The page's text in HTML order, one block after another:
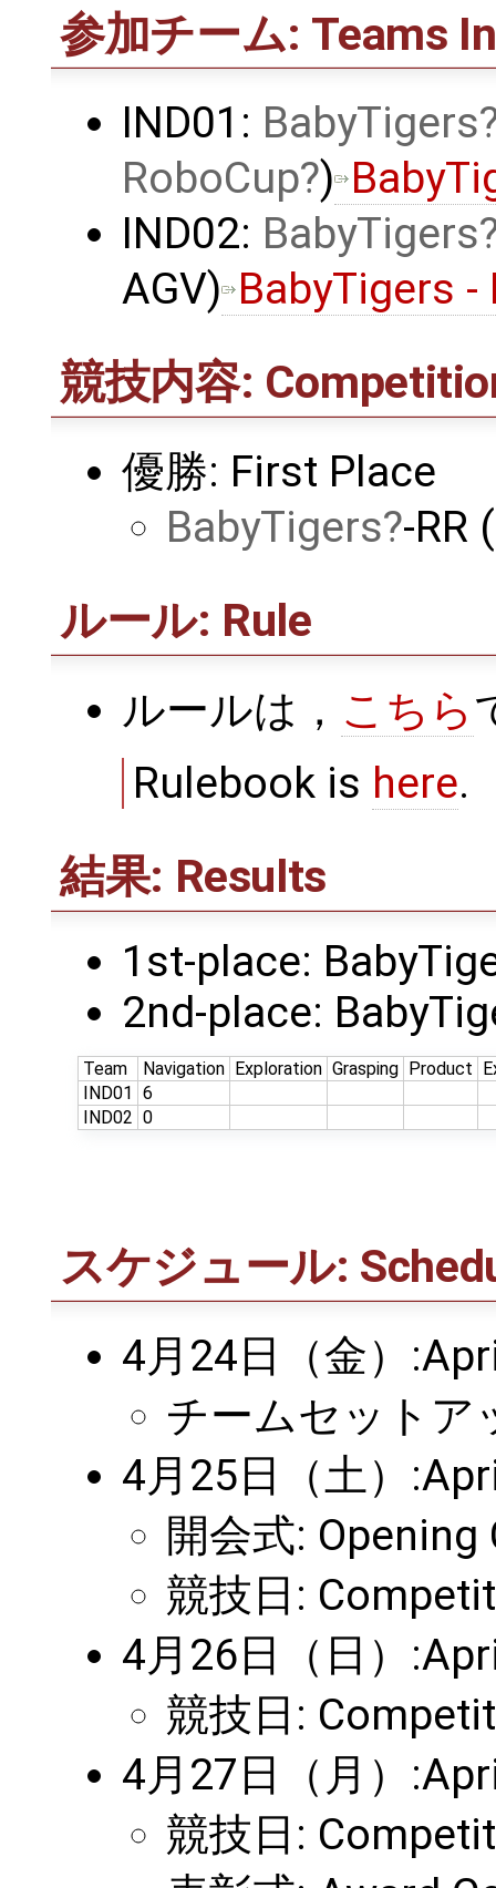
参加チーム: Teams
IND01: BabyTigers
RoboCup )
IND02: BabyTigers
AGV) BabyTigers -
競技内容:
優勝: First Place
BabyTigers -RR
ルール: Rule
ルールは， こちら
Rulebook is here.
結果: Results
1st-place:
2nd-place:
Team Navigation Exploration Grasping Product
IND01 6
IND02 0
スケジュール:
4月24日（金）
チームセットア
4月25日（土）
開会式: Opening
競技日:
4月26日（日）
競技日:
4月27日（月）
競技日: